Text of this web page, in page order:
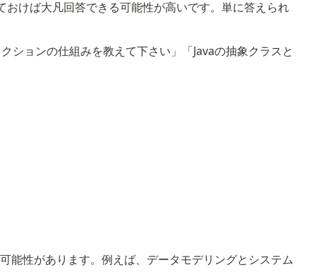
けば大凡回答できる可能性が高いです。単に答えられ
ションの仕組みを教えて下さい」「Javaの抽象クラスと
能性があります。例えば、データモデリングとシステム